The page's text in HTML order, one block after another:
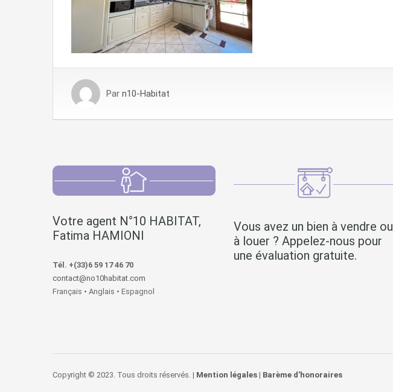
Par n10-Habitat
Votre agent N°10 HABITAT,
Fatima HAMIONI
Tél. +(33)6 59 17 46 70
contact@no10habitat.com
Français • Anglais • Espagnol
Vous avez un bien à vendre ou
à louer ? Appelez-nous pour
une évaluation gratuite.
Copyright © 2023. Tous droits réservés. | Mention légales | Barème d'honoraires